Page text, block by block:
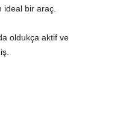
ideal bir araç.
oldukça aktif ve